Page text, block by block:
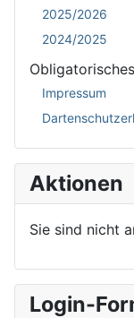
2025/2026
2024/2025
Obligatorisches
Impressum
Aktionen
Sie sind nicht
Login-